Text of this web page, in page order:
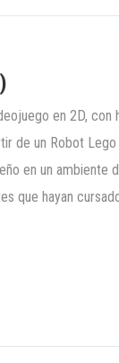
en 2D, con
de un Robot
en un ambiente
que hayan